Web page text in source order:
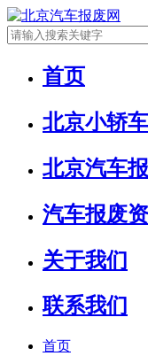
首页
北京小轿
北京汽车
汽车报废
关于我们
联系我们
首页